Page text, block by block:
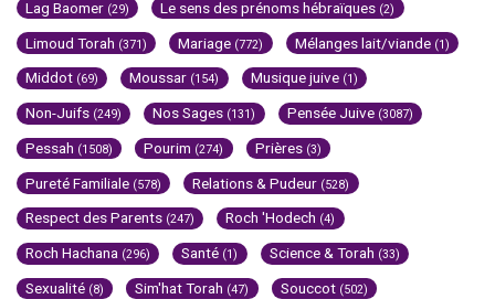
Lag Baomer (29) Le sens des prénoms hébraïques (2)
Limoud Torah (371) Mariage (772) Mélanges lait/viande (1)
Middot (69) Moussar (154) Musique juive (1)
Non-Juifs (249) Nos Sages (131) Pensée Juive (3087)
Pessah (1508) Pourim (274) Prières (3)
Pureté Familiale (578) Relations & Pudeur (528)
Respect des Parents (247) Roch 'Hodech (4)
Roch Hachana (296) Santé (1) Science & Torah (33)
Sexualité (8) Sim'hat Torah (47) Souccot (502)